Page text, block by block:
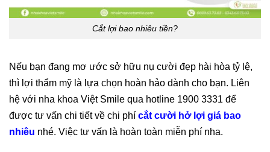
Cắt lợi bao nhiêu tiền?
Nếu bạn đang mơ ước sở hữu nụ cười đẹp hài hòa tỷ lệ,
thì lợi thẩm mỹ là lựa chọn hoàn hảo dành cho bạn. Liên
hệ với nha khoa Việt Smile qua hotline 1900 3331 để
được tư vấn chi tiết về chi phí cắt cười hở lợi giá bao
nhiêu nhé. Việc tư vấn là hoàn toàn miễn phí nha.